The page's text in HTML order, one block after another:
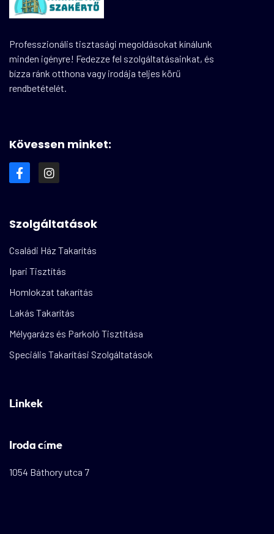
Professzionális tisztasági megoldásokat kínálunk
minden igényre! Fedezze fel szolgáltatásainkat, és
bízza ránk otthona vagy irodája teljes körű
rendbetételét.
Kövessen minket:
Szolgáltatások
Családi Ház Takarítás
Ipari Tisztítás
Homlokzat takarítás
Lakás Takarítás
Mélygarázs és Parkoló Tisztítása
Speciális Takarítási Szolgáltatások
Linkek
Iroda címe
1054 Báthory utca 7